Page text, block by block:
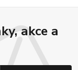
akce a